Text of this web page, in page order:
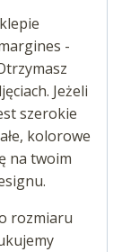
-
Jeżeli
szerokie
kolorowe
na twoim
rozmiaru